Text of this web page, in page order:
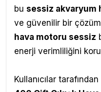
bu sessiz akvaryum
ve güvenilir bir
hava motoru sessiz
enerji verimliliğini
Kullanıcılar